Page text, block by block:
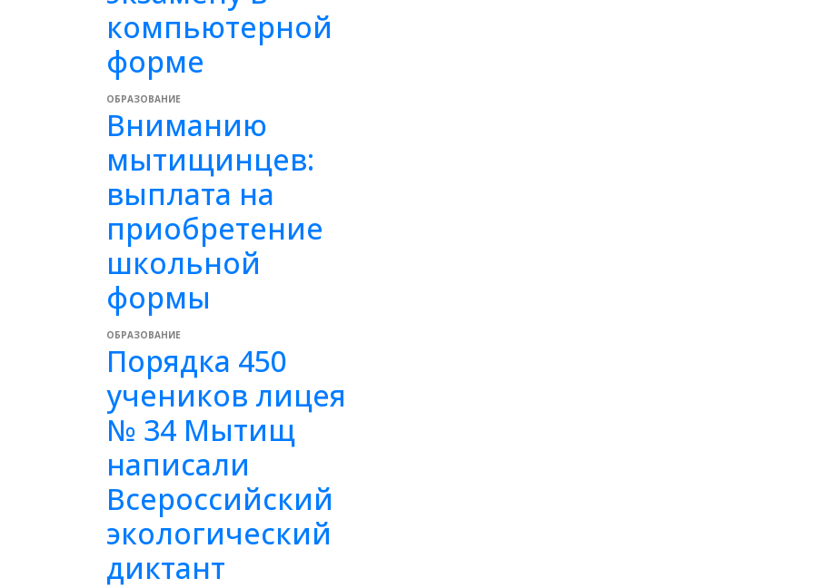
компьютерной
форме
ОБРАЗОВАНИЕ
Вниманию
мытищинцев:
выплата на
приобретение
школьной
формы
ОБРАЗОВАНИЕ
Порядка 450
учеников лицея
№ 34 Мытищ
написали
Всероссийский
экологический
диктант